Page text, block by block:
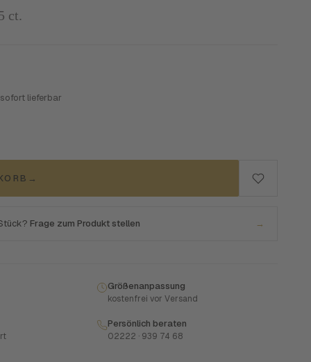
ct.
lieferbar
→
Frage zum Produkt stellen →
Größenanpassung
kostenfrei vor Versand
Persönlich beraten
02222 · 939 74 68